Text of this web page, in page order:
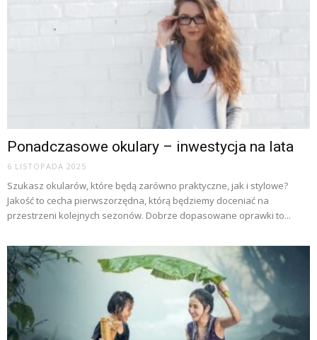
Ponadczasowe okulary – inwestycja na lata
6 LISTOPADA 2025
Szukasz okularów, które będą zarówno praktyczne, jak i stylowe?
Jakość to cecha pierwszorzędna, którą będziemy doceniać na
przestrzeni kolejnych sezonów. Dobrze dopasowane oprawki to...